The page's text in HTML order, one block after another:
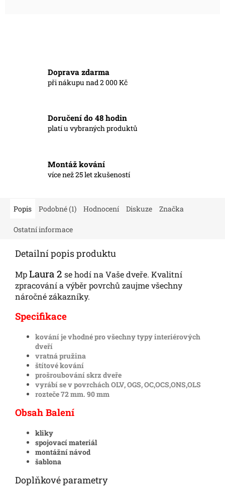
Doprava zdarma
při nákupu nad 2 000 Kč
Doručení do 48 hodin
platí u vybraných produktů
Montáž kování
více než 25 let zkušeností
Popis Podobné (1) Hodnocení Diskuze Značka
Ostatní informace
Detailní popis produktu
MpLaura 2 se hodí na Vaše dveře. Kvalitní
zpracování a výběr povrchů zaujme všechny
náročné zákazníky.
Specifikace
kování je vhodné pro všechny typy interiérových
dveří
vratná pružina
štítové kování
prošroubování skrz dveře
vyrábí se v povrchách OLV, OGS, OC,OCS,ONS,OLS
rozteče 72 mm. 90 mm
Obsah Balení
kliky
spojovací materiál
montážní návod
šablona
Doplňkové parametry